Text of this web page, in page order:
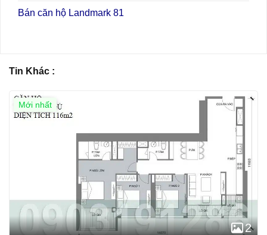
Bán căn hộ Landmark 81
Tin Khác :
Mới nhất
2